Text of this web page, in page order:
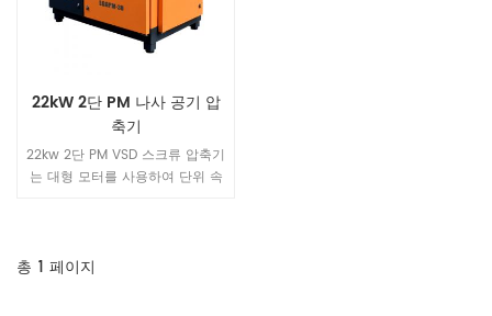
22kW 2단 PM 나사 공기 압
축기
22kw 2단 PM VSD 스크류 압축기
는 대형 모터를 사용하여 단위 속
체 공기 덕트 압력 차이, 구조가
총 1 페이지